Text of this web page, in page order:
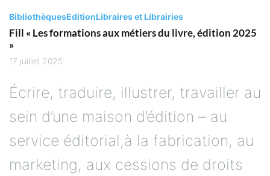
BibliothèquesEditionLibraires et Librairies
Fill « Les formations aux métiers du livre, édition 2025
»
17 juillet 2025
Écrire, traduire, illustrer, travailler au
sein d’une maison d’édition – au
service éditorial,à la fabrication, au
marketing, aux cessions de droits